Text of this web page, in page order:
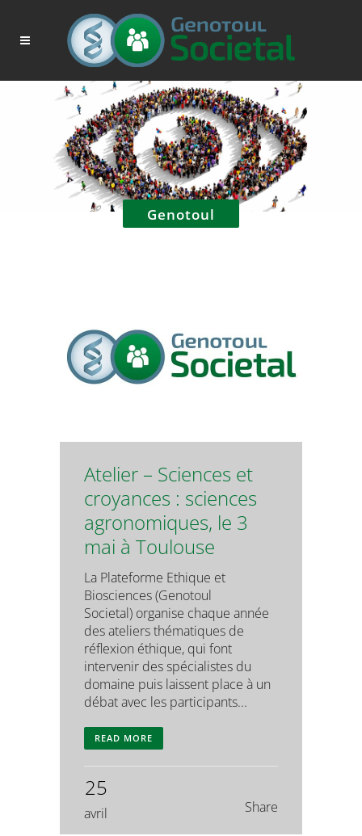
Genotoul
Atelier – Sciences et
croyances : sciences
agronomiques, le 3
mai à Toulouse
La Plateforme Ethique et
Biosciences (Genotoul
Societal) organise chaque année
des ateliers thématiques de
réflexion éthique, qui font
intervenir des spécialistes du
domaine puis laissent place à un
débat avec les participants...
READ MORE
25
avril Share